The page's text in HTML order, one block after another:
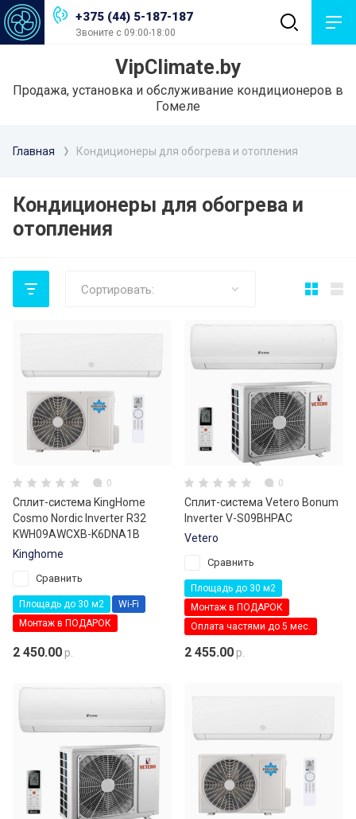
+375 (44) 5-187-187
Звоните с 09:00-18:00
VipClimate.by
Продажа, установка и обслуживание кондиционеров в
Гомеле
Главная Кондиционеры для обогрева и отопления
Кондиционеры для обогрева и
отопления
Сортировать:
0
Сплит-система KingHome
Cosmo Nordic Inverter R32
KWH09AWCXB-K6DNA1B
Kinghome
Сравнить
Площадь до 30 м2
Wi-Fi
Монтаж в ПОДАРОК
2 450.00 р.
0
Сплит-система Vetero Bonum
Inverter V-S09BHPAC
Vetero
Сравнить
Площадь до 30 м2
Монтаж в ПОДАРОК
Оплата частями до 5 мес.
2 455.00 р.